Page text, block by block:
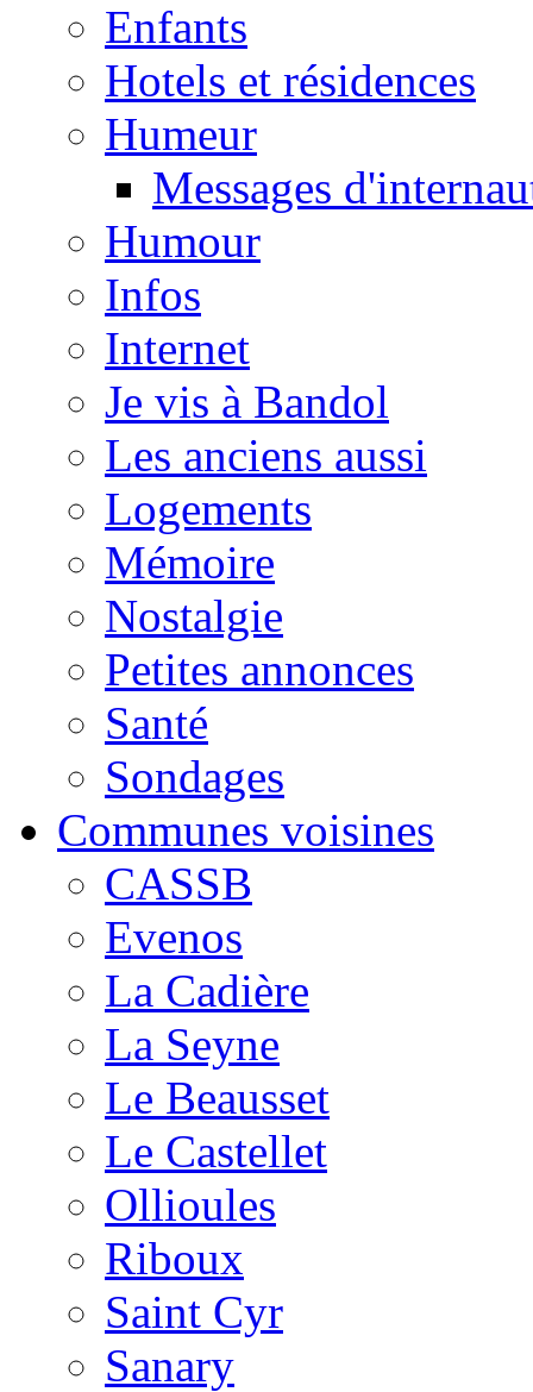
Enfants
Hotels et résidences
Humeur
Messages
Humour
Infos
Internet
Je vis à Bandol
Les anciens aussi
Logements
Mémoire
Nostalgie
Petites annonces
Santé
Sondages
Communes voisines
CASSB
Evenos
La Cadière
La Seyne
Le Beausset
Le Castellet
Ollioules
Riboux
Saint Cyr
Sanary